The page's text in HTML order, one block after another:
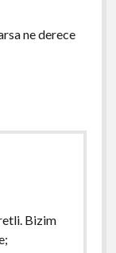
ne derece
Bizim